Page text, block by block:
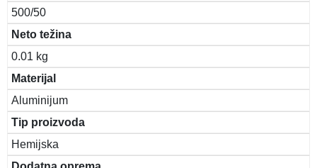
500/50
Neto težina
0.01 kg
Materijal
Aluminijum
Tip proizvoda
Hemijska